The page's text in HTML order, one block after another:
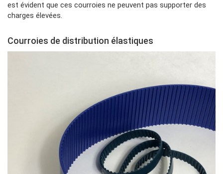
est évident que ces courroies ne peuvent pas supporter des
charges élevées.
Colonne
Contenu
Colonne
Courroies de distribution élastiques